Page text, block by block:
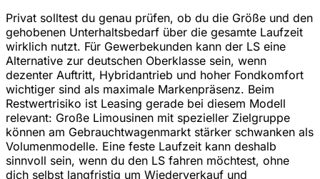
Privat solltest du genau prüfen, ob du die Größe und den
gehobenen Unterhaltsbedarf über die gesamte Laufzeit
wirklich nutzt. Für Gewerbekunden kann der LS eine
Alternative zur deutschen Oberklasse sein, wenn
dezenter Auftritt, Hybridantrieb und hoher Fondkomfort
wichtiger sind als maximale Markenpräsenz. Beim
Restwertrisiko ist Leasing gerade bei diesem Modell
relevant: Große Limousinen mit spezieller Zielgruppe
können am Gebrauchtwagenmarkt stärker schwanken als
Volumenmodelle. Eine feste Laufzeit kann deshalb
sinnvoll sein, wenn du den LS fahren möchtest, ohne
dich selbst langfristig um Wiederverkauf und